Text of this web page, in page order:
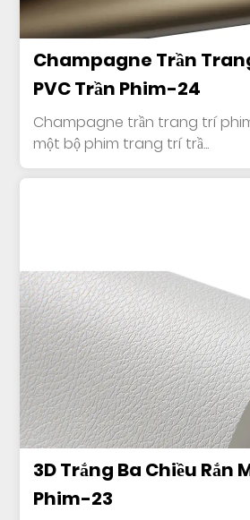
Champagne Trần
PVC Trần Phim-24
Champagne trần trang trí phim
một bộ phim trang trí trầ...
3D Trắng Ba Chiều Rắn
Phim-23